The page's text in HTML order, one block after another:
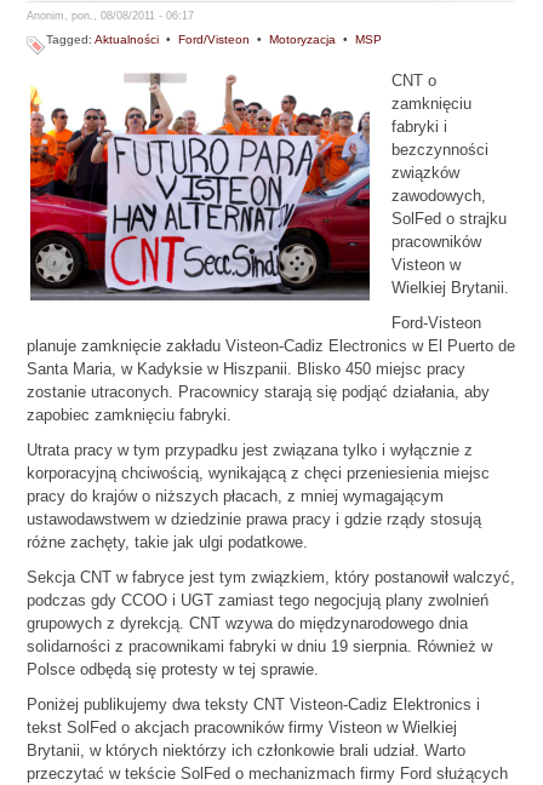
Anonim, pon., 08/08/2011 - 06:17
Tagged:Aktualności •Ford/Visteon •Motoryzacja •MSP
CNT o
zamknięciu
fabryki i
bezczynności
związków
zawodowych,
SolFed o strajku
pracowników
Visteon w
Wielkiej Brytanii.
Ford-Visteon
planuje zamknięcie zakładu Visteon-Cadiz Electronics w El Puerto de
Santa Maria, w Kadyksie w Hiszpanii. Blisko 450 miejsc pracy
zostanie utraconych. Pracownicy starają się podjąć działania, aby
zapobiec zamknięciu fabryki.
Utrata pracy w tym przypadku jest związana tylko i wyłącznie z
korporacyjną chciwością, wynikającą z chęci przeniesienia miejsc
pracy do krajów o niższych płacach, z mniej wymagającym
ustawodawstwem w dziedzinie prawa pracy i gdzie rządy stosują
różne zachęty, takie jak ulgi podatkowe.
Sekcja CNT w fabryce jest tym związkiem, który postanowił walczyć,
podczas gdy CCOO i UGT zamiast tego negocjują plany zwolnień
grupowych z dyrekcją. CNT wzywa do międzynarodowego dnia
solidarności z pracownikami fabryki w dniu 19 sierpnia. Również w
Polsce odbędą się protesty w tej sprawie.
Poniżej publikujemy dwa teksty CNT Visteon-Cadiz Elektronics i
tekst SolFed o akcjach pracowników firmy Visteon w Wielkiej
Brytanii, w których niektórzy ich członkowie brali udział. Warto
przeczytać w tekście SolFed o mechanizmach firmy Ford służących